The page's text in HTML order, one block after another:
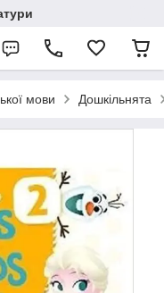
мови Дошкільнята